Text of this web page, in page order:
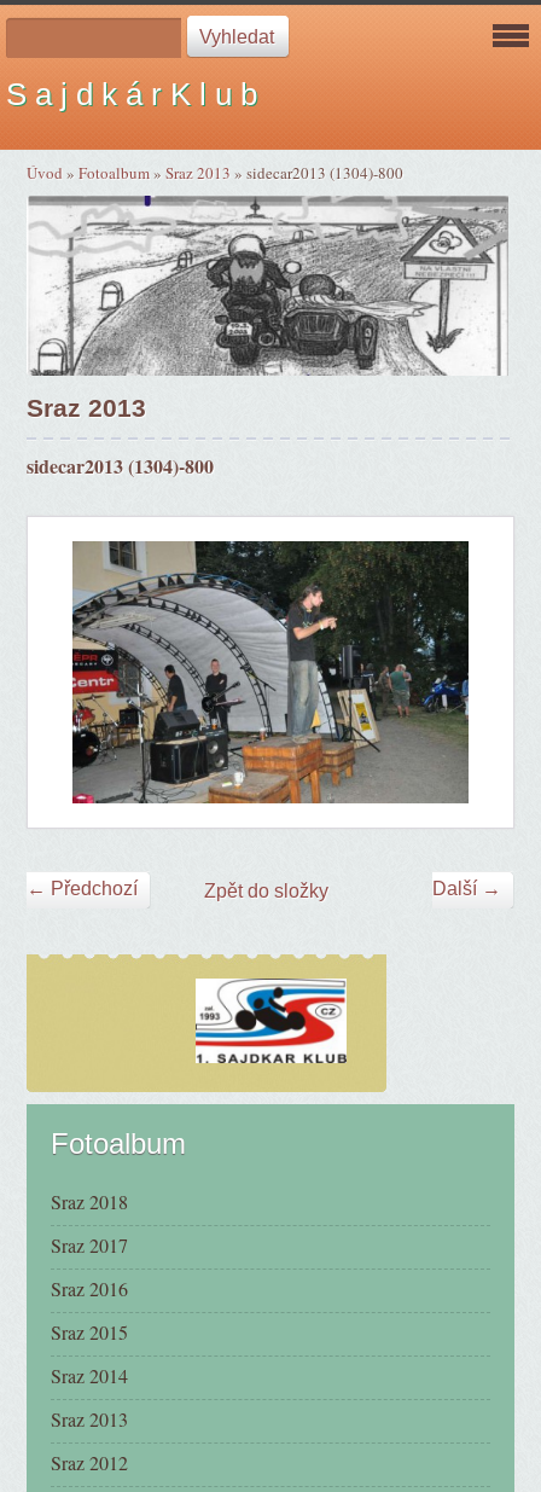
S a j d k á r K l u b
Úvod »Fotoalbum»Sraz 2013 »sidecar2013 (1304)-800
Sraz 2013
sidecar2013 (1304)-800
← Předchozí Další →
Zpět do složky
Fotoalbum
Sraz 2018
Sraz 2017
Sraz 2016
Sraz 2015
Sraz 2014
Sraz 2013
Sraz 2012